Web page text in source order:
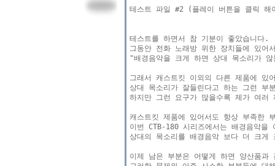
테스트를 하면서 참 기분이 좋았습니다.
그동안 전화 노래방 위한 장치들에 있
"배경음악을 크게 하면 상대 목소리가
그래서 캐스트킷 이외의 다른 제품에 있
상대 목소리가 잘들린다고 하는 그런 부
하지만 그런 요구가 많을수록 제가 여러
캐스트킷 제품에 있어서도 항상 부족한
이번 CTB-180 시리즈에서는 배경음악
상대의 목소리를 배경음악 보다 더 크게
이제 남은 부분은 어떻게 하면 양산품과